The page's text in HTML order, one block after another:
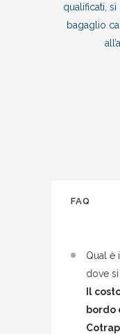
qualificati,
bagaglio
FAQ
Qual è
dove
Il
bordo
Cotrap